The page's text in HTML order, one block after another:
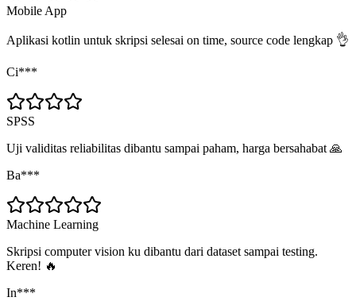
Mobile App
Aplikasi kotlin untuk skripsi selesai on time, source code lengkap 👌
Ci***
SPSS
Uji validitas reliabilitas dibantu sampai paham, harga bersahabat 🙏
Ba***
Machine Learning
Skripsi computer vision ku dibantu dari dataset sampai testing.
Keren! 🔥
In***